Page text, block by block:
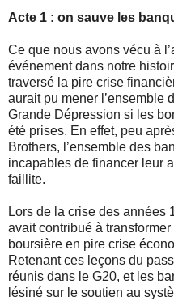
Acte 1 : on sauve les
Ce que nous avons vécu à
événement dans notre
traversé la pire crise
aurait pu mener l’ensemble
Grande Dépression si les
été prises. En effet, peu
Brothers, l’ensemble des
incapables de financer leur
faillite.
Lors de la crise des années
avait contribué à
boursière en pire crise
Retenant ces leçons du
réunis dans le G20, et les
lésiné sur le soutien au